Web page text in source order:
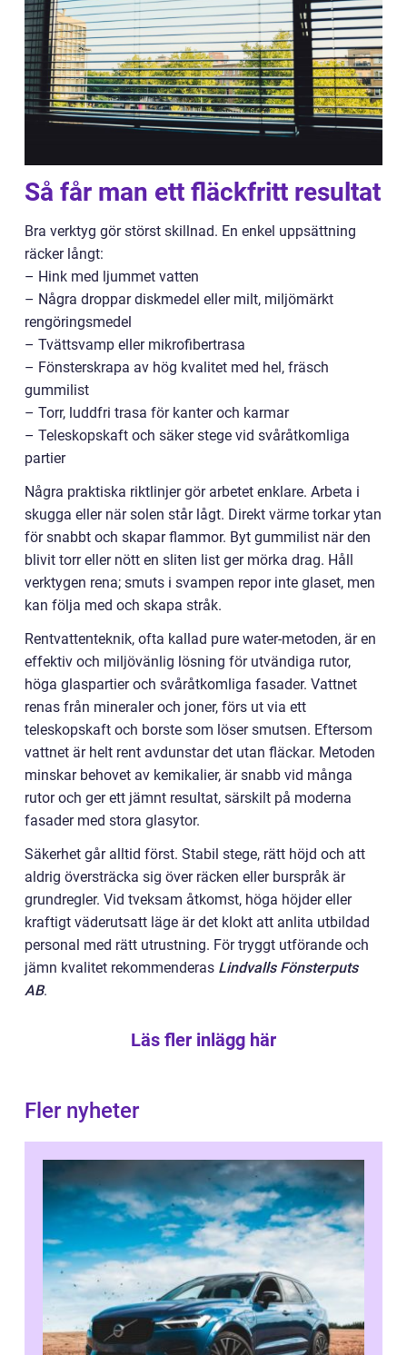
Så får man ett fläckfritt resultat
Bra verktyg gör störst skillnad. En enkel uppsättning
räcker långt:
– Hink med ljummet vatten
– Några droppar diskmedel eller milt, miljömärkt
rengöringsmedel
– Tvättsvamp eller mikrofibertrasa
– Fönsterskrapa av hög kvalitet med hel, fräsch
gummilist
– Torr, luddfri trasa för kanter och karmar
– Teleskopskaft och säker stege vid svåråtkomliga
partier
Några praktiska riktlinjer gör arbetet enklare. Arbeta i
skugga eller när solen står lågt. Direkt värme torkar ytan
för snabbt och skapar flammor. Byt gummilist när den
blivit torr eller nött en sliten list ger mörka drag. Håll
verktygen rena; smuts i svampen repor inte glaset, men
kan följa med och skapa stråk.
Rentvattenteknik, ofta kallad pure water-metoden, är en
effektiv och miljövänlig lösning för utvändiga rutor,
höga glaspartier och svåråtkomliga fasader. Vattnet
renas från mineraler och joner, förs ut via ett
teleskopskaft och borste som löser smutsen. Eftersom
vattnet är helt rent avdunstar det utan fläckar. Metoden
minskar behovet av kemikalier, är snabb vid många
rutor och ger ett jämnt resultat, särskilt på moderna
fasader med stora glasytor.
Säkerhet går alltid först. Stabil stege, rätt höjd och att
aldrig översträcka sig över räcken eller burspråk är
grundregler. Vid tveksam åtkomst, höga höjder eller
kraftigt väderutsatt läge är det klokt att anlita utbildad
personal med rätt utrustning. För tryggt utförande och
jämn kvalitet rekommenderas Lindvalls Fönsterputs
AB.
Läs fler inlägg här
Fler nyheter